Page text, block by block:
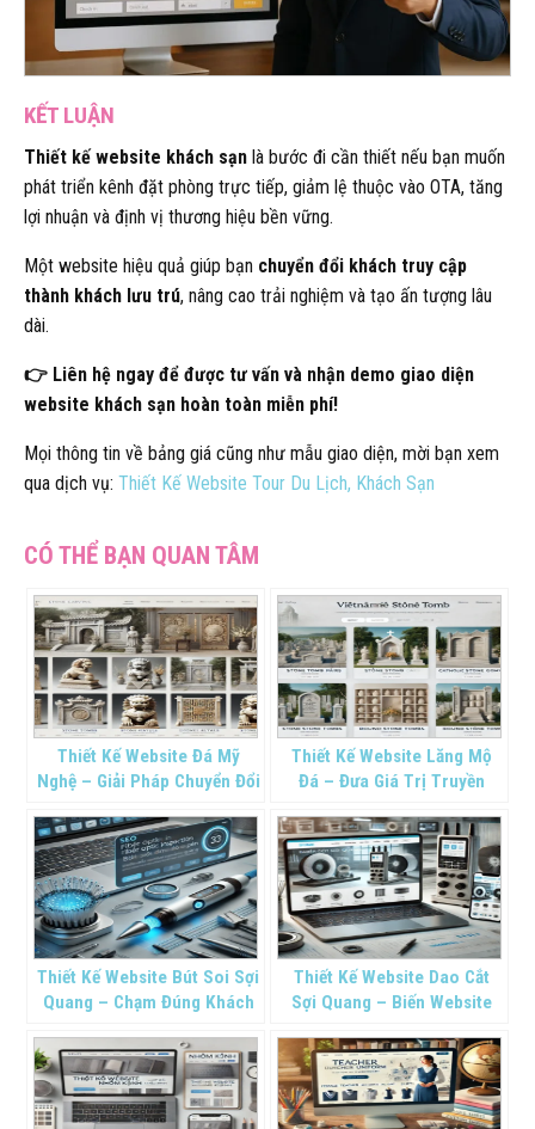
KẾT LUẬN
Thiết kế website khách sạn là bước đi cần thiết nếu bạn muốn
phát triển kênh đặt phòng trực tiếp, giảm lệ thuộc vào OTA, tăng
lợi nhuận và định vị thương hiệu bền vững.
Một website hiệu quả giúp bạn chuyển đổi khách truy cập
thành khách lưu trú, nâng cao trải nghiệm và tạo ấn tượng lâu
dài.
👉 Liên hệ ngay để được tư vấn và nhận demo giao diện
website khách sạn hoàn toàn miễn phí!
Mọi thông tin về bảng giá cũng như mẫu giao diện, mời bạn xem
qua dịch vụ: Thiết Kế Website Tour Du Lịch, Khách Sạn
Thiết Kế Website Đá Mỹ
Nghệ – Giải Pháp Chuyển Đổi
Thống
Thiết Kế Website Lăng Mộ
Đá – Đưa Giá Trị Truyền
Thiết Kế Website Bút Soi Sợi
Quang – Chạm Đúng Khách
Số
Thiết Kế Website Dao Cắt
Sợi Quang – Biến Website
Của Bạn Trong Cuộc Đua
Chuyển Đổi Số